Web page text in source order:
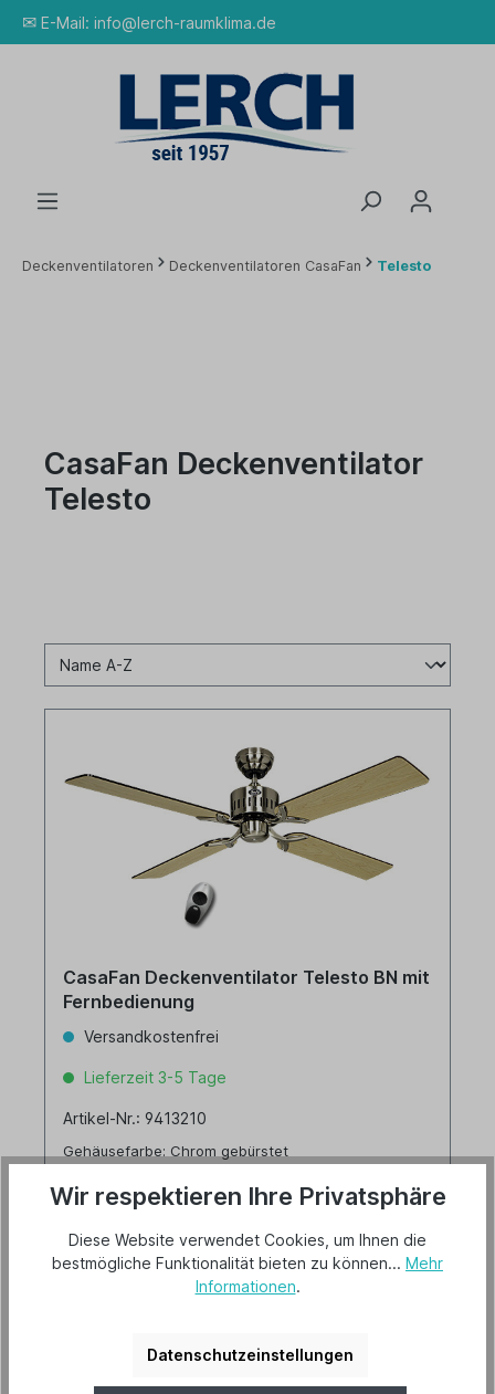
✉ E-Mail: info@lerch-raumklima.de
Deckenventilatoren Deckenventilatoren CasaFan Telesto
CasaFan Deckenventilator
Telesto
CasaFan Deckenventilator Telesto BN mit
Fernbedienung
Versandkostenfrei
Lieferzeit 3-5 Tage
Artikel-Nr.: 9413210
Gehäusefarbe: Chrom gebürstet
219,00 €*
Wir respektieren Ihre Privatsphäre
Diese Website verwendet Cookies, um Ihnen die
bestmögliche Funktionalität bieten zu können... Mehr
Informationen.
Datenschutzeinstellungen